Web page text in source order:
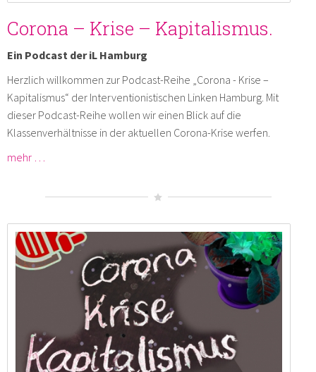
Corona – Krise – Kapitalismus.
Ein Podcast der iL Hamburg
Herzlich willkommen zur Podcast-Reihe „Corona - Krise –
Kapitalismus“ der Interventionistischen Linken Hamburg. Mit
dieser Podcast-Reihe wollen wir einen Blick auf die
Klassenverhältnisse in der aktuellen Corona-Krise werfen.
mehr …